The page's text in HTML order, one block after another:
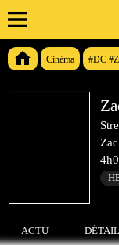
Cinéma #DC
ACTU